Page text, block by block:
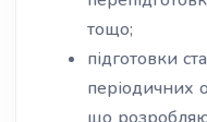
тощо;
підготовки
періодичних